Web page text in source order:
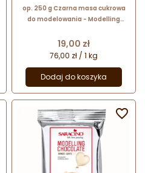
op. 250 g Czarna masa cukrowa
do modelowania - Modelling
elastyczna
Cena
19,00 zł
76,00 zł / 1 kg
Dodaj do koszyka
